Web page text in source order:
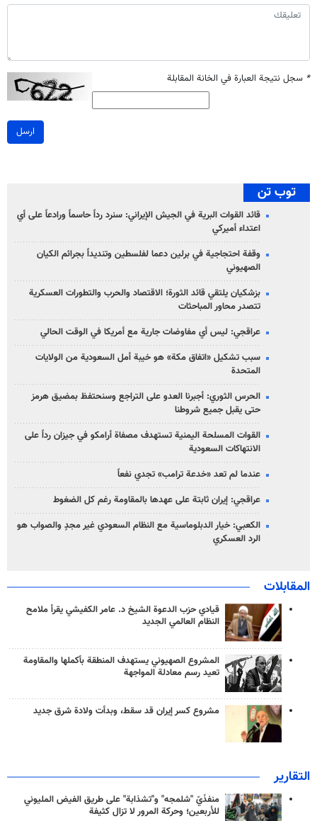
* سجل نتيجة العبارة في الخانة المقابلة
ارسل
توب تن
قائد القوات البرية في الجيش الإيراني: سنرد رداً حاسماً ورادعاً على أي
اعتداء أميركي
وقفة احتجاجية في برلين دعما لفلسطين وتنديداً بجرائم الكيان
الصهیوني
بزشكيان يلتقي قائد الثورة؛ الاقتصاد والحرب والتطورات العسكرية
تتصدر محاور المباحثات
عراقجي: ليس أي مفاوضات جارية مع أمريكا في الوقت الحالي
سبب تشكيل «اتفاق مكة» هو خيبة أمل السعودية من الولايات
المتحدة
الحرس الثوري: أجبرنا العدو على التراجع وسنحتفظ بمضيق هرمز
حتى يقبل جميع شروطنا
القوات المسلحة اليمنية تستهدف مصفاة أرامكو في جيزان رداً على
الانتهاكات السعودية
عندما لم تعد «خدعة ترامب» تجدي نفعاً
عراقجي: إيران ثابتة على عهدها بالمقاومة رغم كل الضغوط
الكعبي: خيار الدبلوماسية مع النظام السعودي غير مجدٍ والصواب هو
الرد العسكري
المقابلات
قيادي حزب الدعوة الشيخ د. عامر الكفيشي يقرأ ملامح
النظام العالمي الجديد
المشروع الصهيوني يستهدف المنطقة بأكملها والمقاومة
تعيد رسم معادلة المواجهة
مشروع كسر إيران قد سقط، وبدأت ولادة شرق جديد
التقارير
منفذَيّ "شلمجه" و"تشذابة" على طريق الفيض المليوني
للأربعين؛ وحركة المرور لا تزال كثيفة